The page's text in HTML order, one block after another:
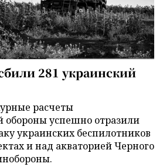
281 украинский
расчеты
обороны успешно отразили
украинских беспилотников
и над акваторией Черного